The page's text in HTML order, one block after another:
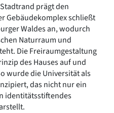
prägt den
Gebäudekomplex schließt
Waldes an, wodurch
Naturraum und
Die Freiraumgestaltung
des Hauses auf und
wurde die Universität als
das nicht nur ein
identitätsstiftendes